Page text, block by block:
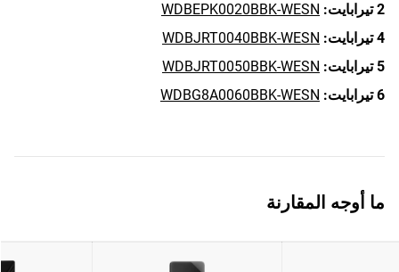
2 تيرابايت:
WDBEPK0020BBK-WESN
4 تيرابايت:
WDBJRT0040BBK-WESN
5 تيرابايت:
WDBJRT0050BBK-WESN
6 تيرابايت:
WDBG8A0060BBK-WESN
ما أوجه المقارنة